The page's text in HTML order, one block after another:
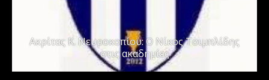
Ακρίτας Κ. Νευροκοπίου: Ο Νίκος Τσιμπλίδης
στις ακαδημίες